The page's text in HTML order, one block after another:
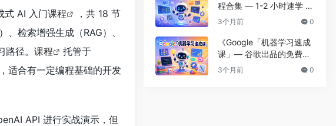
式 AI 入门课程
，共 18 节
检索增强生成（RAG）、
径。 课程
托管于
适合有一定编程基础的开发
API 进行实战演示，但
程合集 — 1-2 小时速学 AI
前沿技术》
3个月前 0
《Google「机器学习速成
课」— 谷歌出品的免费机
器学习入门教程》
3个月前 0